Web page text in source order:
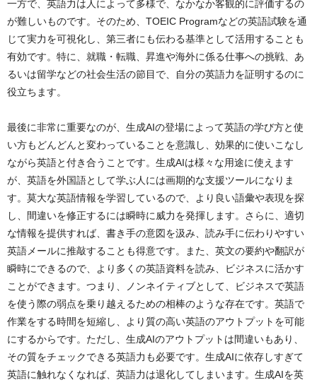
一方で、英語力は人によって多様で、なかなか客観的に評価するの
が難しいものです。そのため、TOEIC Programなどの英語試験を通
じて実力を可視化し、第三者にも伝わる基準として活用することも
有効です。特に、就職・転職、昇進や海外に係る仕事への挑戦、あ
るいは留学などの社会生活の節目で、自分の英語力を証明するのに
役立ちます。
最後に非常に重要なのが、生成AIの登場によって英語の学び方と使
い方もどんどんと変わっていることを意識し、効果的に使いこなし
ながら英語と付き合うことです。生成AIは様々な用途に使えます
が、英語を外国語として学ぶ人には画期的な支援ツールになりま
す。莫大な英語情報を学習しているので、より良い語彙や表現を探
し、間違いを修正するには瞬時に威力を発揮します。さらに、適切
な情報を提供すれば、書き手の意図を汲み、読み手に伝わりやすい
英語メールに推敲することも得意です。また、英文の要約や翻訳が
瞬時にできるので、より多くの英語資料を読み、ビジネスに活かす
ことができます。つまり、ノンネイティブとして、ビジネスで英語
を使う際の弱点を乗り越えるための相棒のような存在です。英語で
作業をする時間を短縮し、より質の高い英語のアウトプットを可能
にするからです。ただし、生成AIのアウトプットは間違いもあり、
その質をチェックできる英語力も必要です。生成AIに依存しすぎて
英語に触れなくなれば、英語力は退化してしまいます。生成AIを英